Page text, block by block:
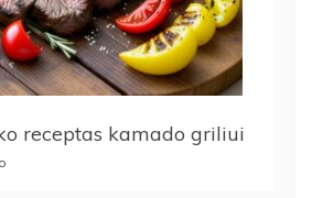
receptas kamado griliui